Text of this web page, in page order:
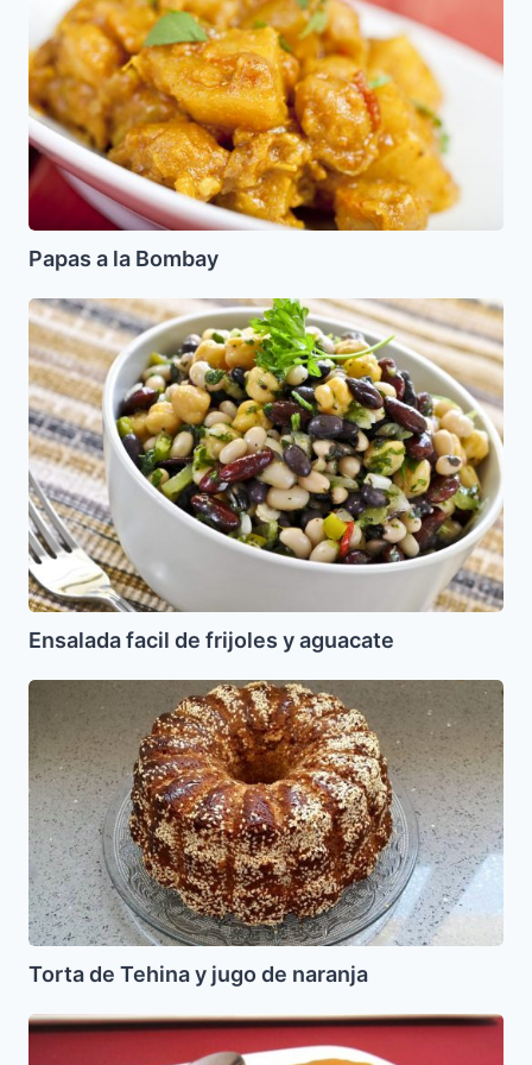
Papas a la Bombay
Ensalada
facil
de
frijoles
y
aguacate
Ensalada facil de frijoles y aguacate
Torta
Tehina
y
jugo
de
naranja
Torta de Tehina y jugo de naranja
Flan